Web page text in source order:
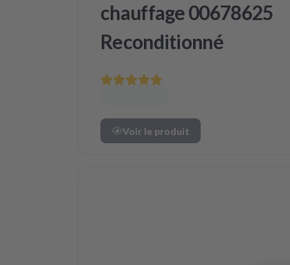
chauffage 00678625
Reconditionné
Voir le produit